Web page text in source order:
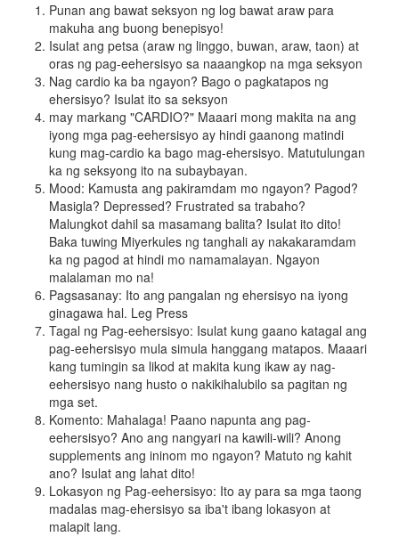
Punan ang bawat seksyon ng log bawat araw para
makuha ang buong benepisyo!
Isulat ang petsa (araw ng linggo, buwan, araw, taon) at
oras ng pag-eehersisyo sa naaangkop na mga seksyon
Nag cardio ka ba ngayon? Bago o pagkatapos ng
ehersisyo? Isulat ito sa seksyon
may markang "CARDIO?" Maaari mong makita na ang
iyong mga pag-eehersisyo ay hindi gaanong matindi
kung mag-cardio ka bago mag-ehersisyo. Matutulungan
ka ng seksyong ito na subaybayan.
Mood: Kamusta ang pakiramdam mo ngayon? Pagod?
Masigla? Depressed? Frustrated sa trabaho?
Malungkot dahil sa masamang balita? Isulat ito dito!
Baka tuwing Miyerkules ng tanghali ay nakakaramdam
ka ng pagod at hindi mo namamalayan. Ngayon
malalaman mo na!
Pagsasanay: Ito ang pangalan ng ehersisyo na iyong
ginagawa hal. Leg Press
Tagal ng Pag-eehersisyo: Isulat kung gaano katagal ang
pag-eehersisyo mula simula hanggang matapos. Maaari
kang tumingin sa likod at makita kung ikaw ay nag-
eehersisyo nang husto o nakikihalubilo sa pagitan ng
mga set.
Komento: Mahalaga! Paano napunta ang pag-
eehersisyo? Ano ang nangyari na kawili-wili? Anong
supplements ang ininom mo ngayon? Matuto ng kahit
ano? Isulat ang lahat dito!
Lokasyon ng Pag-eehersisyo: Ito ay para sa mga taong
madalas mag-ehersisyo sa iba't ibang lokasyon at
malapit lang.